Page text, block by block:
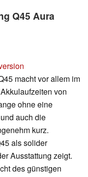
Q45 Aura
macht vor allem im
von
ohne eine
auch die
kurz.
als solider
Ausstattung zeigt.
des günstigen